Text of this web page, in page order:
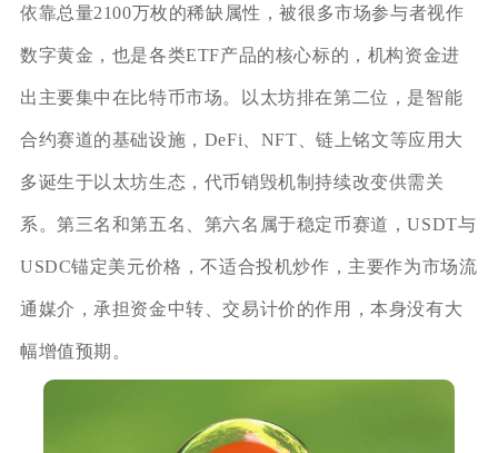
依靠总量2100万枚的稀缺属性，被很多市场参与者视作
数字黄金，也是各类ETF产品的核心标的，机构资金进
出主要集中在比特币市场。以太坊排在第二位，是智能
合约赛道的基础设施，DeFi、NFT、链上铭文等应用大
多诞生于以太坊生态，代币销毁机制持续改变供需关
系。第三名和第五名、第六名属于稳定币赛道，USDT与
USDC锚定美元价格，不适合投机炒作，主要作为市场流
通媒介，承担资金中转、交易计价的作用，本身没有大
幅增值预期。